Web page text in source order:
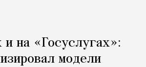
и на «Госуслугах»:
модели